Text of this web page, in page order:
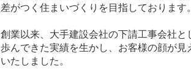
差がつく住まいづくりを目指しております。
創業以来、大手建設会社の下請工事会社と
歩んできた実績を生かし、お客様の顔が
いたしました。